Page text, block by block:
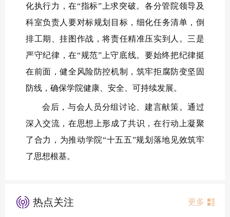
化执行力，在“指标”上求突破。各分管院领导及
科室负责人要对标规划目标，细化任务清单，倒
排工期、挂图作战，将责任精准压实到人。三是
严守纪律，在“规范”上守底线。要始终把纪律挺
在前面，健全风险防控机制，筑牢拒腐防变坚固
防线，确保学院健康、安全、可持续发展。
会后，与会人员分组讨论、建言献策。通过
深入交流，在思想上形成了共识，在行动上凝聚
了合力，为推动学院“十五五”规划落地见效筑牢
了思想根基。
热点关注 更多